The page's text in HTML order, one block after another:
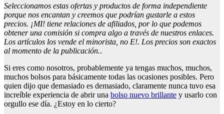
Seleccionamos estas ofertas y productos de forma independiente
porque nos encantan y creemos que podrían gustarle a estos
precios. ¡MI! tiene relaciones de afiliados, por lo que podemos
obtener una comisión si compra algo a través de nuestros enlaces.
Los artículos los vende el minorista, no E!. Los precios son exactos
al momento de la publicación..
Si eres como nosotros, probablemente ya tengas muchos, muchos,
muchos bolsos para básicamente todas las ocasiones posibles. Pero
quien dijo que demasiado es demasiado, claramente nunca tuvo esa
increíble experiencia de abrir una bolso nuevo brillante y usarlo con
orgullo ese día. ¿Estoy en lo cierto?